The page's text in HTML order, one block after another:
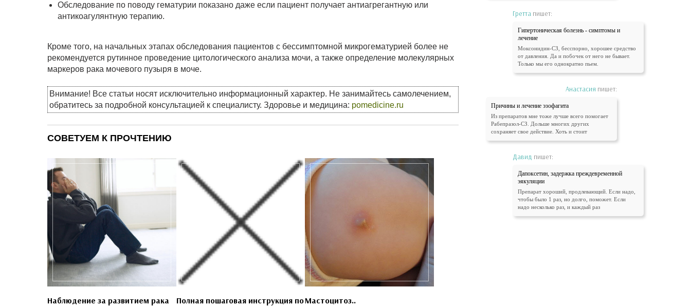
Обследование по поводу гематурии показано даже если пациент получает антиагрегантную или
антикоагулянтную терапию.
Кроме того, на начальных этапах обследования пациентов с бессимптомной микрогематурией более не
рекомендуется рутинное проведение цитологического анализа мочи, а также определение молекулярных
маркеров рака мочевого пузыря в моче.
Внимание! Все статьи носят исключительно информационный характер. Не занимайтесь самолечением,
обратитесь за подробной консультацией к специалисту. Здоровье и медицина: pomedicine.ru
СОВЕТУЕМ К ПРОЧТЕНИЮ
Наблюдение за развитием рака
Полная пошаговая инструкция поМастоцитоз..
Гретта пишет:
Гипертоническая болезнь - симптомы и
лечение
Моксонидин-СЗ, бесспорно, хорошее средство
от давления. Да и побочек от него не бывает.
Только мы его однократно пьем.
Анастасия пишет:
Причины и лечение эзофагита
Из препаратов мне тоже лучше всего помогает
Рабепразол-СЗ. Дольше многих других
сохраняет свое действие. Хоть и стоит
Давид пишет:
Дапоксетин, задержка преждевременной
эякуляции
Препарат хороший, продлевающий. Если надо,
чтобы было 1 раз, но долго, поможет. Если
надо несколько раз, и каждый раз